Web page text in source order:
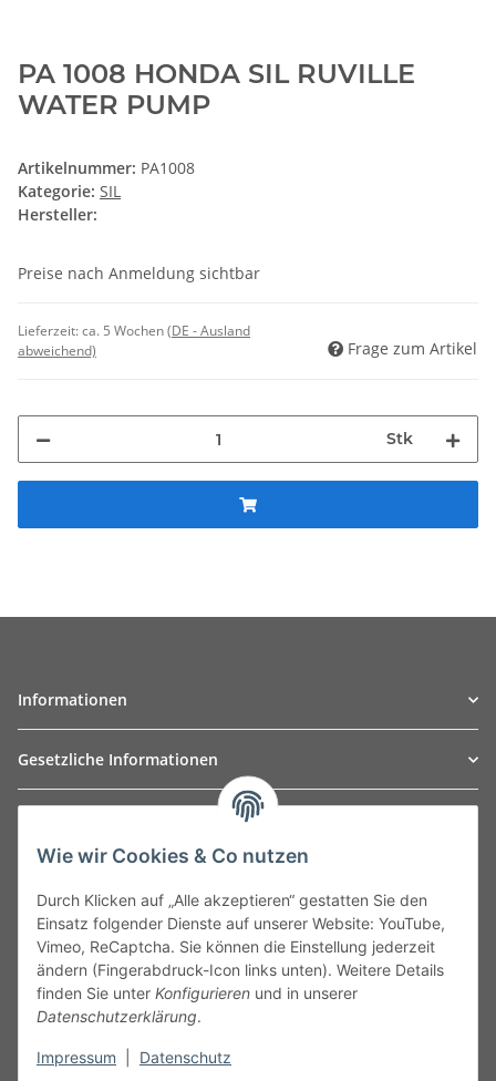
PA 1008 HONDA SIL RUVILLE
WATER PUMP
Artikelnummer: PA1008
Kategorie: SIL
Hersteller:
Preise nach Anmeldung sichtbar
Lieferzeit:ca. 5 Wochen(DE - Ausland
abweichend)
Frage zum Artikel
Stk
Informationen
Gesetzliche Informationen
Leibnizstraße 2a
Germany
Phone:+49 40 5287270
Fax:+49 40 5281050
Email:sales@tow-automotive.de
Wie wir Cookies & Co nutzen
Durch Klicken auf „Alle akzeptieren“ gestatten Sie den
Einsatz folgender Dienste auf unserer Website: YouTube,
Vimeo, ReCaptcha. Sie können die Einstellung jederzeit
ändern (Fingerabdruck-Icon links unten). Weitere Details
finden Sie unter Konfigurieren und in unserer
Datenschutzerklärung.
Impressum Datenschutz